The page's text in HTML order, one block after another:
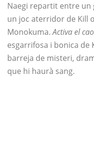
Naegi repartit entre
un joc aterridor de Kill
Monokuma.Activa el
esgarrifosa i bonica de
barreja de misteri,
que hi haurà sang.